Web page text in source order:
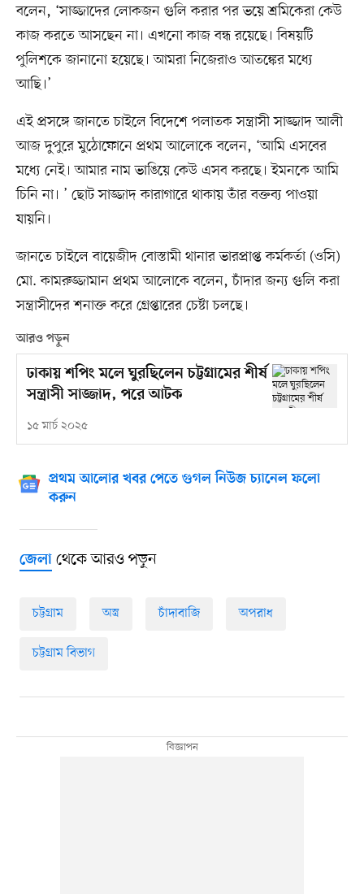
বলেন, ‘সাজ্জাদের লোকজন গুলি করার পর ভয়ে শ্রমিকেরা কেউ
কাজ করতে আসছেন না। এখনো কাজ বন্ধ রয়েছে। বিষয়টি
পুলিশকে জানানো হয়েছে। আমরা নিজেরাও আতঙ্কের মধ্যে
আছি।’
এই প্রসঙ্গে জানতে চাইলে বিদেশে পলাতক সন্ত্রাসী সাজ্জাদ আলী
আজ দুপুরে মুঠোফোনে প্রথম আলোকে বলেন, ‘আমি এসবের
মধ্যে নেই। আমার নাম ভাঙিয়ে কেউ এসব করছে। ইমনকে আমি
চিনি না। ’ ছোট সাজ্জাদ কারাগারে থাকায় তাঁর বক্তব্য পাওয়া
যায়নি।
জানতে চাইলে বায়েজীদ বোস্তামী থানার ভারপ্রাপ্ত কর্মকর্তা (ওসি)
মো. কামরুজ্জামান প্রথম আলোকে বলেন, চাঁদার জন্য গুলি করা
সন্ত্রাসীদের শনাক্ত করে গ্রেপ্তারের চেষ্টা চলছে।
আরও পড়ুন
ঢাকায় শপিং মলে ঘুরছিলেন চট্টগ্রামের শীর্ষ
সন্ত্রাসী সাজ্জাদ, পরে আটক
১৫ মার্চ ২০২৫
প্রথম আলোর খবর পেতে গুগল নিউজ চ্যানেল ফলো
করুন
জেলাথেকে আরও পড়ুন
চট্টগ্রাম অস্ত্র চাঁদাবাজি অপরাধ
চট্টগ্রাম বিভাগ